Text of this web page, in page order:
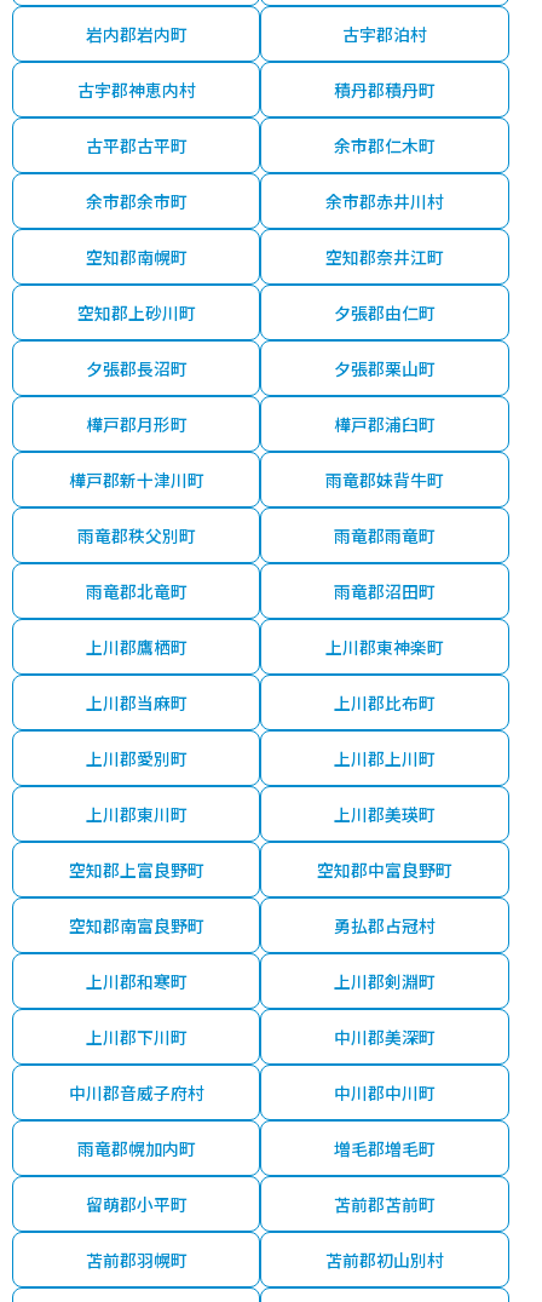
岩内郡岩内町 古宇郡泊村
古宇郡神恵内村 積丹郡積丹町
古平郡古平町 余市郡仁木町
余市郡余市町 余市郡赤井川村
空知郡南幌町 空知郡奈井江町
空知郡上砂川町 夕張郡由仁町
夕張郡長沼町 夕張郡栗山町
樺戸郡月形町 樺戸郡浦臼町
樺戸郡新十津川町 雨竜郡妹背牛町
雨竜郡秩父別町 雨竜郡雨竜町
雨竜郡北竜町 雨竜郡沼田町
上川郡鷹栖町 上川郡東神楽町
上川郡当麻町 上川郡比布町
上川郡愛別町 上川郡上川町
上川郡東川町 上川郡美瑛町
空知郡上富良野町 空知郡中富良野町
空知郡南富良野町 勇払郡占冠村
上川郡和寒町 上川郡剣淵町
上川郡下川町 中川郡美深町
中川郡音威子府村 中川郡中川町
雨竜郡幌加内町 増毛郡増毛町
留萌郡小平町 苫前郡苫前町
苫前郡羽幌町 苫前郡初山別村